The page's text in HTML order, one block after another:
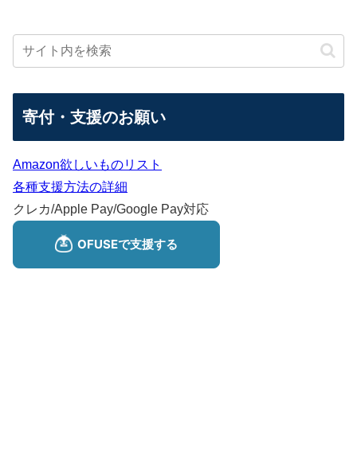
寄付・支援のお願い
Amazon欲しいものリスト
各種支援方法の詳細
クレカ/Apple Pay/Google Pay対応